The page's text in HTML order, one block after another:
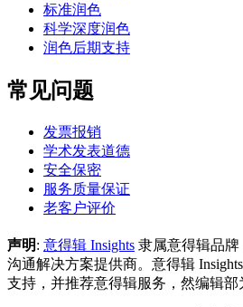
标准润色
科学深度润色
润色后期支持
常见问题
发票报销
学术发表道德
安全保密
服务质量保证
老客户评价
声明: 意得辑 Insights 隶属意得辑品
沟通解决方案提供商。意得辑
支持，并推荐意得辑服务，然编辑部